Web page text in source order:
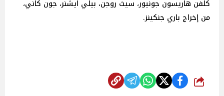
كلفن هاريسون جونيور، سيث روجن، بيلي ايشنر، جون كاني،
من إخراج باري جنكينز.
شارك